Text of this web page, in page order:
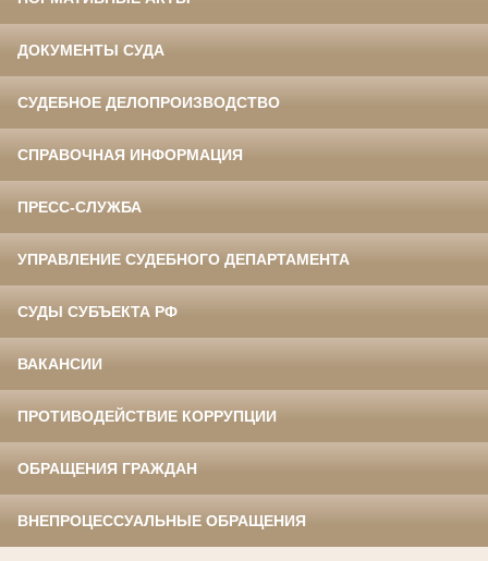
ДОКУМЕНТЫ СУДА
СУДЕБНОЕ ДЕЛОПРОИЗВОДСТВО
СПРАВОЧНАЯ ИНФОРМАЦИЯ
ПРЕСС-СЛУЖБА
УПРАВЛЕНИЕ СУДЕБНОГО ДЕПАРТАМЕНТА
СУДЫ СУБЪЕКТА РФ
ВАКАНСИИ
ПРОТИВОДЕЙСТВИЕ КОРРУПЦИИ
ОБРАЩЕНИЯ ГРАЖДАН
ВНЕПРОЦЕССУАЛЬНЫЕ ОБРАЩЕНИЯ